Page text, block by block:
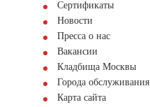
Сертификаты
Новости
Пресса о нас
Вакансии
Кладбища Москвы
Города обслуживания
Карта сайта